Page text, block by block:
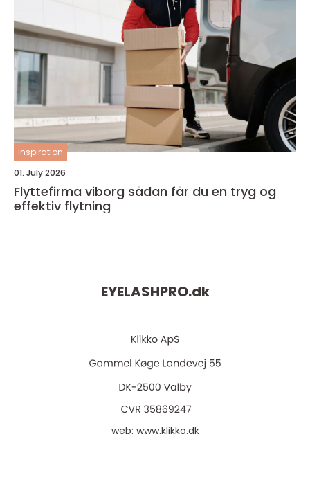
inspiration
01. July 2026
Flyttefirma viborg sådan får du en tryg og
effektiv flytning
EYELASHPRO.dk
web: www.klikko.dk